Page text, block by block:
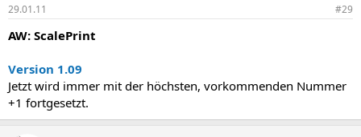
29.01.11 #29
AW: ScalePrint
Version 1.09
Jetzt wird immer mit der höchsten, vorkommenden Nummer
+1 fortgesetzt.